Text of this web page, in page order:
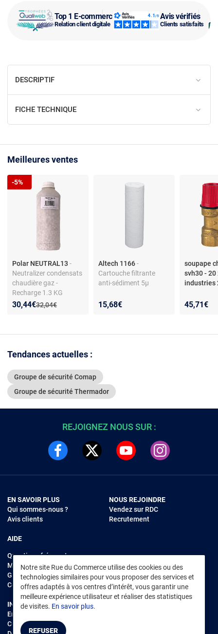
Top 1 E-commerce
Relation client digitale
Avis vérifiés
Clients satisfaits
DESCRIPTIF
FICHE TECHNIQUE
Meilleures ventes
Polar NEUTRAL13 -
Neutralizer condensats
chaudière gaz -
Recharge 1.3 KG
Ancien prix :
32,04€
Nouveau prix :
30,44€
Réduction de :
-5%
Altech 1166-
Cartouche filtrante
anti-sédiment 5µ
15,68€
soupape
svh30 -
industries
45,71€
Tendances actuelles :
Groupe de sécurité Comap
Groupe de sécurité Thermador
Notre site Rue du Commerce utilise des cookies ou des
technologies similaires pour vous proposer des services et
offres adaptés à vos centres d’intérêt, vous garantir une
meilleure expérience utilisateur et réaliser des statistiques
de visites. En savoir plus.
REFUSER
REJOIGNEZ NOUS SUR :
EN SAVOIR PLUS
Qui sommes-nous ?
Avis clients
AIDE
Questions fréquentes
Modes de règlements
Garantie et retours
Contacter Rue du Commerce
NOUS REJOINDRE
Vendez sur RDC
Recrutement
INFORMATIONS LÉGALES
Environnement
CGV /CGU Marketplace